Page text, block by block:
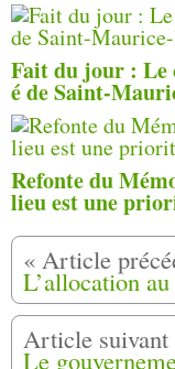
Fait du jour : Le
é de Saint-
Refonte du
lieu est une